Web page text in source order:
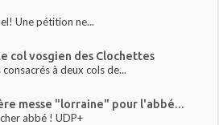
Une pétition ne...
col vosgien des Clochettes
à deux cols de...
messe "lorraine" pour l'abbé...
abbé ! UDP+